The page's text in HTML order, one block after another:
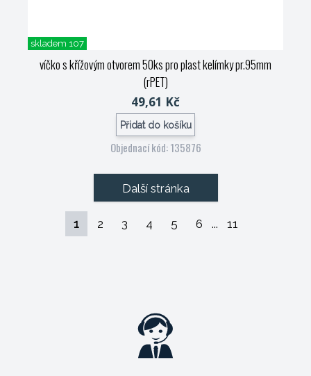
skladem 107
víčko s křížovým otvorem 50ks pro plast kelímky pr.95mm
(rPET)
49,61 Kč
Přidat do košíku
Objednací kód: 135876
Další stránka
1 2 3 4 5 6 ... 11